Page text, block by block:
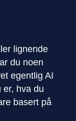
lignende
du noen
egentlig AI
er, hva du
basert på